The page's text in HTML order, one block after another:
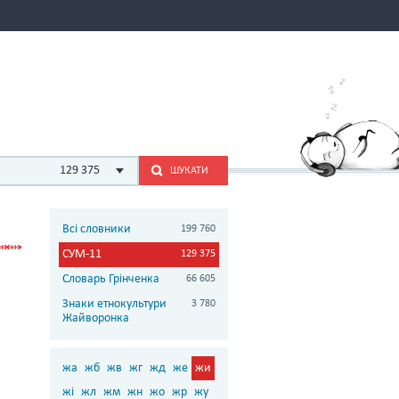
129 375 ШУКАТИ
Всі словники 199 760
СУМ-11 129 375
Словарь Грінченка 66 605
Знаки етнокультури
Жайворонка
3 780
жа жб жв жг жд же жи
жі жл жм жн жо жр жу